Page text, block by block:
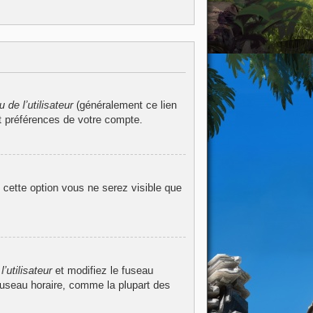
de l’utilisateur(généralement ce lien
de votre compte.
option vous ne serez visible que
et modifiez le fuseau
horaire, comme la plupart des